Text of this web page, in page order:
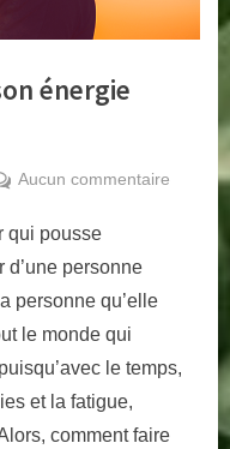
m
r
énergie
Aucun commentairesur
qui pousse
d’une personne
personne qu’elle
le monde qui
le temps,
et la fatigue,
comment faire